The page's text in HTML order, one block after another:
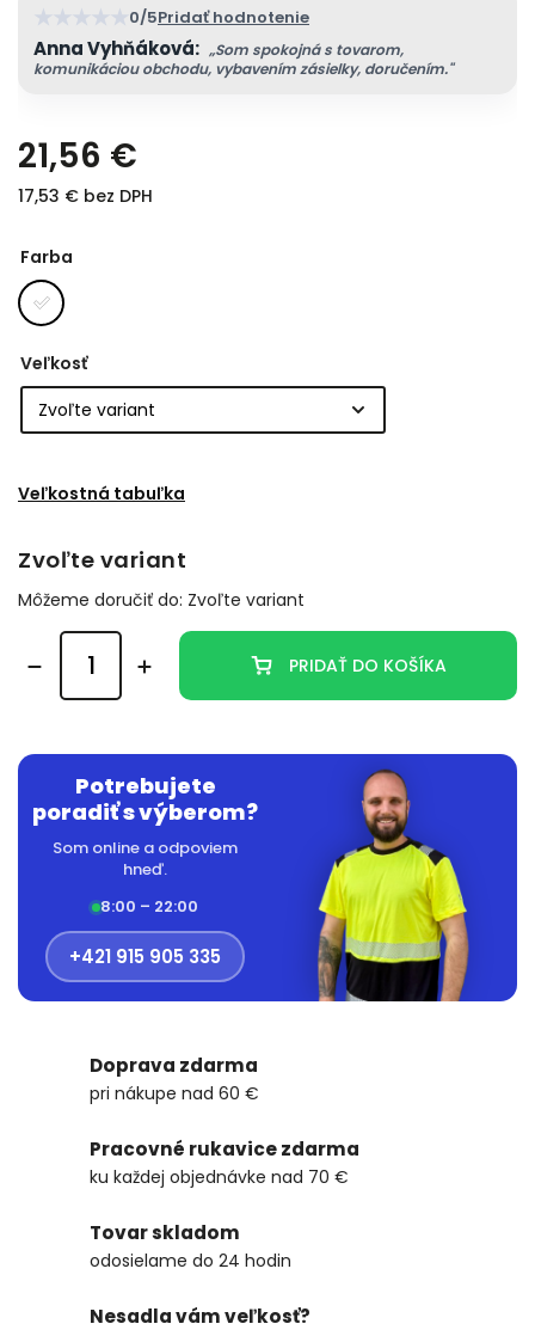
★ ★ ★ ★ ★0/5Pridať hodnotenie
Anna Vyhňáková: „Som spokojná s tovarom,
komunikáciou obchodu, vybavením zásielky, doručením."
21,56 €
17,53 € bez DPH
Farba
Veľkosť
Veľkostná tabuľka
Zvoľte variant
Môžeme doručiť do: Zvoľte variant
PRIDAŤ DO KOŠÍKA
Potrebujete
poradiť s výberom?
Som online a odpoviem
hneď.
8:00 – 22:00
+421 915 905 335
Doprava zdarma
pri nákupe nad 60 €
Pracovné rukavice zdarma
ku každej objednávke nad 70 €
Tovar skladom
odosielame do 24 hodin
Nesadla vám veľkosť?